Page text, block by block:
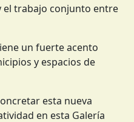
el trabajo conjunto entre
un fuerte acento
y espacios de
esta nueva
en esta Galería